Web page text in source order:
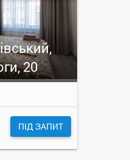
20
ПІД ЗАПИТ